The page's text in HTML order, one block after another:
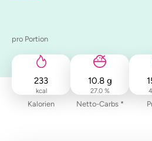
pro Portion
233
kcal
Kalorien
10.8 g
27.0 %
Netto-Carbs *